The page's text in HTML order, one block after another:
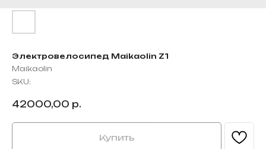
Электровелосипед Maikaolin Z1
Maikaolin
SKU:
42000,00 р.
Купить